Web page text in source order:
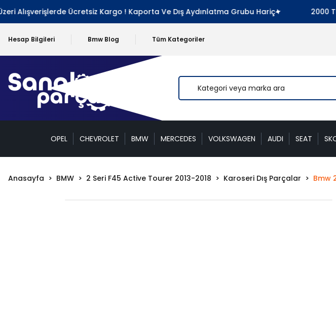
Alışverişlerde Ücretsiz Kargo ! Kaporta Ve Dış Aydınlatma Grubu Hariç 2000 TL
Hesap Bilgileri Bmw Blog Tüm Kategoriler
OPEL CHEVROLET BMW MERCEDES VOLKSWAGEN AUDI SEAT
Anasayfa BMW 2 Seri F45 Active Tourer 2013-2018 Karoseri Dış Parçalar Bmw